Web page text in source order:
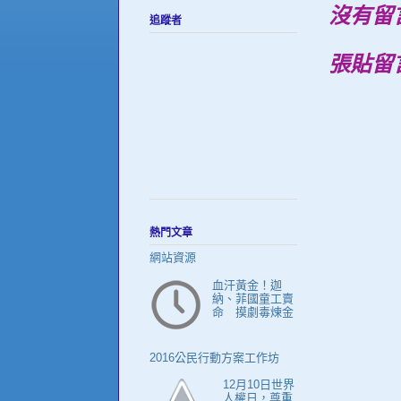
沒有留
張貼留
追蹤者
熱門文章
網站資源
血汗黃金！迦
納、菲國童工賣
命 摸劇毒煉金
2016公民行動方案工作坊
12月10日世界
人權日，尊重